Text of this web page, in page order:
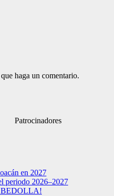
haga un comentario.
Patrocinadores
en 2027
periodo 2026–2027
BEDOLLA!